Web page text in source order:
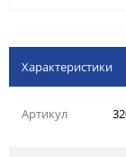
Характеристики
Артикул